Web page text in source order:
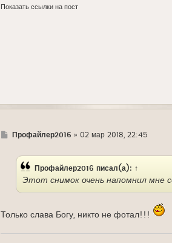
Показать ссылки на пост
Профайлер2016 » 02 мар 2018, 22:45
Профайлер2016 писал(а): ↑
Этот снимок очень напомнил мне
Только слава Богу, никто не фотал!!!